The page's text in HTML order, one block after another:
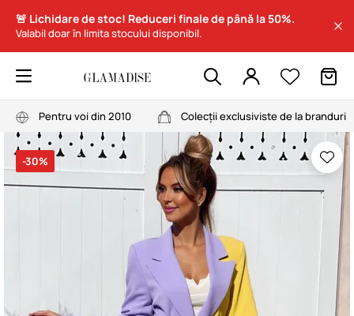
🚨 Lichidare de stoc! Reduceri finale de până la 50%.
Valabil doar în limita stocului disponibil.
Pentru voi din 2010 Colecții exclusiviste de la branduri
-30%